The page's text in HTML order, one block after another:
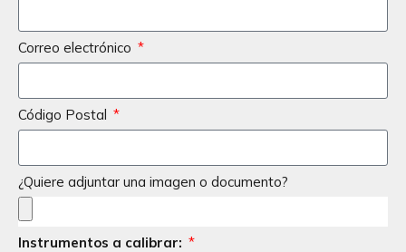
Correo electrónico
Código Postal
¿Quiere adjuntar una imagen o documento?
Instrumentos a calibrar: